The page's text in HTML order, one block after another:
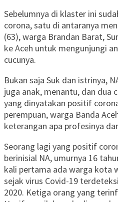
Sebelumnya di klaster ini
corona, satu di antaranya
(63), warga Brandan Barat,
ke Aceh untuk mengunjungi
cucunya.
Bukan saja Suk dan istrinya,
juga anak, menantu, dan dua
yang dinyatakan positif
perempuan, warga Banda
keterangan apa profesinya
Seorang lagi yang positif
berinisial NA, umurnya 16
kali pertama ada warga kota
sejak virus Covid-19
2020. Ketiga orang yang